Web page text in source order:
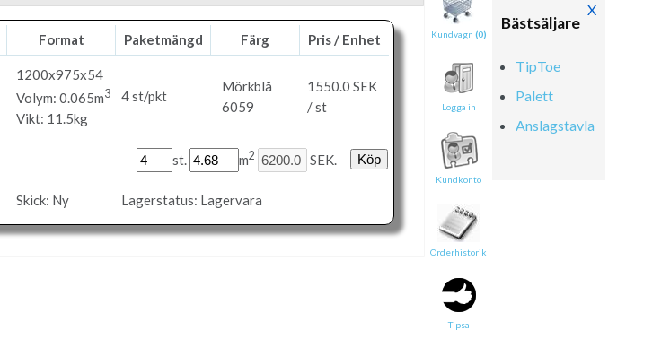
Format Paketmängd Färg Pris / Enhet
1200x975x54
Volym: 0.065m3
Vikt: 11.5kg
4 st/pkt
Mörkblå
6059
1550.0 SEK
/ st
st. m2 SEK.
Skick: Ny Lagerstatus: Lagervara
Kundvagn (0)
Logga in
Kundkonto
Orderhistorik
Tipsa
Bästsäljare
X
TipToe
Palett
Anslagstavla